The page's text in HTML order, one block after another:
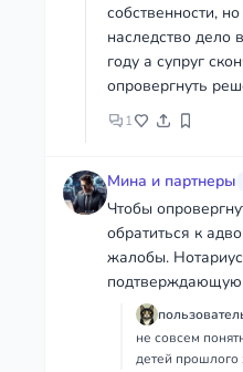
собственности,
наследство дело
году а супруг
опровергнуть
1
Мина и партнеры
Чтобы
обратиться к
жалобы.
не совсем
детей прошлого